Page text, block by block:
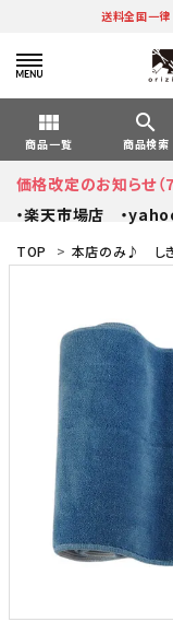
送料全国一律
view_module
商品一覧
search
商品検索
価格改定のお知らせ（
・楽天市場店
・
TOP > 本店のみ♪ し